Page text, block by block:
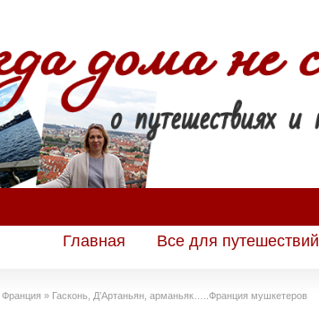
Главная Все для путешествий
Франция » Гасконь, Д’Артаньян, арманьяк…..Франция мушкетеров